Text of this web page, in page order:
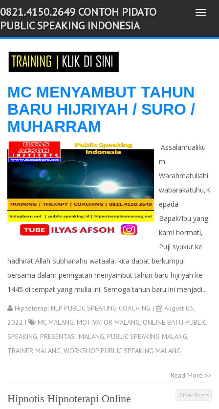
-->
T
g
g
t
i
0821.4150.2649 CONTOH PIDATO
PUBLIC SPEAKING INDONESIA
MC MENYAMBUT TAHUN
BARU HIJRIYAH / SURO /
MUHARRAM
Assalamualiku
m
Warahmatullahi
wabarakatuhu,K
epada
Bapak/Ibu yang
kami hormati,
Puji syukur ke
hadhirat Allah Subhanahu wataala, kita dapat berkumpul
bersama dalam peringatan menyambut tahun baru hijriyah ke
1445 di tempat yang mulia ini. Semoga tahun baru ini menjadi...
Hipnoterapi NLP PUBLIC SPEAKING COACHING |
August 03,
2022 |
MC MALANG, MOTIVATOR MALANG, ONLINE BATU PUBLIC
SPEAKING, PRESENTASI MALANG, PUBLIC SPEAKING MALANG,
TRAINER MALANG, WORKSHOP PUBLIC SPEAKING MALANG
Read More >>
Older Posts
Hipnotis Hipnoterapi Online